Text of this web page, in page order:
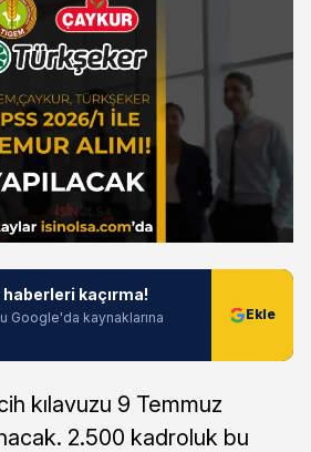
kaçırma!
Google'da kaynaklarına
kılavuzu 9 Temmuz
2.500 kadroluk bu